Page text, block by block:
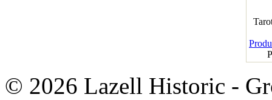
© 2026 Lazell Historic -